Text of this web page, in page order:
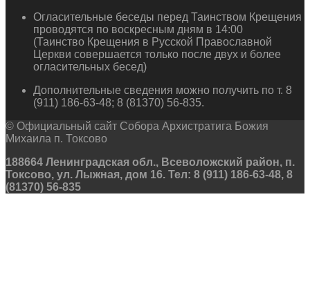
Огласительные беседы перед Таинством Крещения
проводятся по воскресным дням в 14:00
(Таинство Крещения в Русской Православной
Церкви совершается только после двух и более
огласительных бесед)
Дополнительные сведения можно получить по т. 8
(911) 186-63-48; 8 (81370) 56-835.
© Официальный сайт Собора Архистратига Божия
Михаила п. Токсово
188664 Ленинградская обл., Всеволожский район, п.
Токсово, ул. Лыжная, дом 16. Тел: 8 (911) 186-63-48, 8
(81370) 56-835